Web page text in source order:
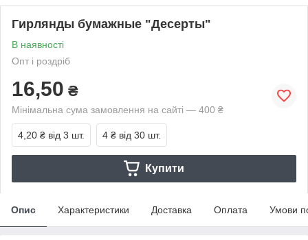
Гирлянды бумажные "Десерты"
В наявності
Опт і роздріб
16,50 ₴
Мінімальна сума замовлення на сайті — 400 ₴
4,20 ₴ від 3 шт. 4 ₴ від 30 шт.
Купити
Опис Характеристики Доставка Оплата Умови